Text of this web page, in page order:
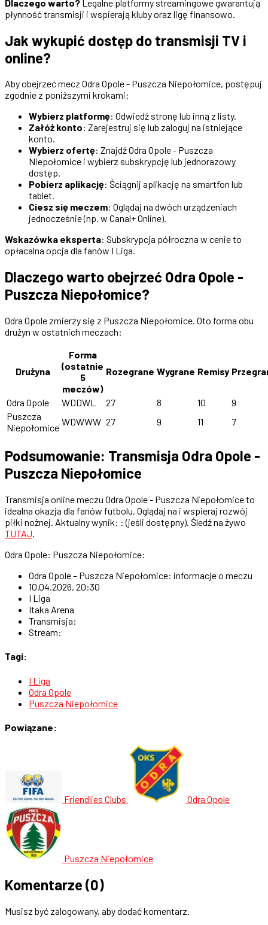
Dlaczego warto? Legalne platformy streamingowe gwarantują
płynność transmisji i wspierają kluby oraz ligę finansowo.
Jak wykupić dostęp do transmisji TV i
online?
Aby obejrzeć mecz Odra Opole - Puszcza Niepołomice, postępuj
zgodnie z poniższymi krokami:
Wybierz platformę: Odwiedź stronę lub inną z listy.
Załóż konto: Zarejestruj się lub zaloguj na istniejące
konto.
Wybierz ofertę: Znajdź Odra Opole - Puszcza
Niepołomice i wybierz subskrypcję lub jednorazowy
dostęp.
Pobierz aplikację: Ściągnij aplikację na smartfon lub
tablet.
Ciesz się meczem: Oglądaj na dwóch urządzeniach
jednocześnie (np. w Canal+ Online).
Wskazówka eksperta: Subskrypcja półroczna w cenie to
opłacalna opcja dla fanów I Liga.
Dlaczego warto obejrzeć Odra Opole -
Puszcza Niepołomice?
Odra Opole zmierzy się z Puszcza Niepołomice. Oto forma obu
drużyn w ostatnich meczach:
Drużyna
Forma
(ostatnie
5
meczów)
Rozegrane Wygrane Remisy
Odra Opole WDDWL 27 8 10
9
Puszcza
Niepołomice
WDWWW 27 9 11 7
Podsumowanie: Transmisja Odra Opole -
Puszcza Niepołomice
Transmisja online meczu Odra Opole - Puszcza Niepołomice to
idealna okazja dla fanów futbolu. Oglądaj na i wspieraj rozwój
piłki nożnej. Aktualny wynik: : (jeśli dostępny). Śledź na żywo
TUTAJ.
Odra Opole: Puszcza Niepołomice:
Odra Opole – Puszcza Niepołomice: informacje o meczu
10.04.2026, 20:30
I Liga
Itaka Arena
Transmisja:
Stream:
Tagi:
I Liga
Odra Opole
Puszcza Niepołomice
Powiązane:
Friendlies Clubs Odra Opole
Puszcza Niepołomice
Komentarze (0)
Musisz być zalogowany, aby dodać komentarz.